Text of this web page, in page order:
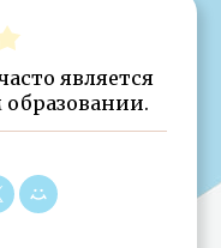
является